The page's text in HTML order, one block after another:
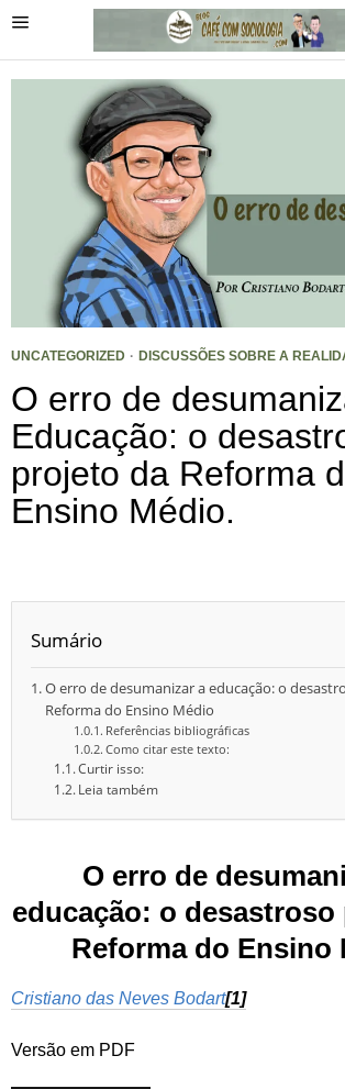
UNCATEGORIZED · DISCUSSÕES SOBRE A
O erro de
Educação: o
projeto da Reforma
Ensino Médio.
Sumário
O erro de desumanizar a educação: o
Reforma do Ensino Médio
Referências bibliográficas
Como citar este texto:
Curtir isso:
Leia também
O erro de
educação: o desastroso
Reforma do Ensino
Cristiano das Neves Bodart[1]
Versão em PDF